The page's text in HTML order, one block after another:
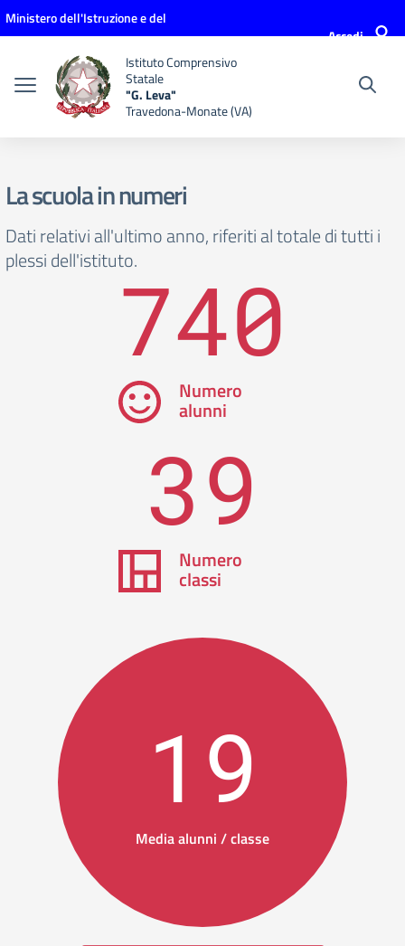
Vai ai contenuti
Vai al menu di navigazione
Vai al footer
Ministero dell'Istruzione e del
Accedi
Istituto Comprensivo
Statale
"G. Leva"
Travedona-Monate (VA)
La scuola in numeri
Dati relativi all'ultimo anno, riferiti al totale di tutti i
plessi dell'istituto.740
Numero
alunni
39
Numero
classi
19
Media alunni / classe